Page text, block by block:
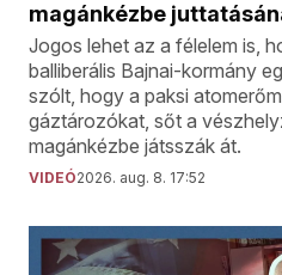
magánkézbe
Jogos lehet az a félelem is,
balliberális Bajnai-kormány
szólt, hogy a paksi
gáztározókat, sőt a
magánkézbe játsszák át.
VIDEÓ2026. aug. 8. 17:52